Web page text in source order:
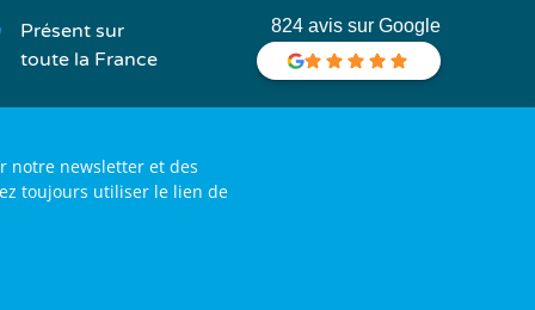
Présent sur
toute la France
824 avis sur Google
notre newsletter et des
toujours utiliser le lien de